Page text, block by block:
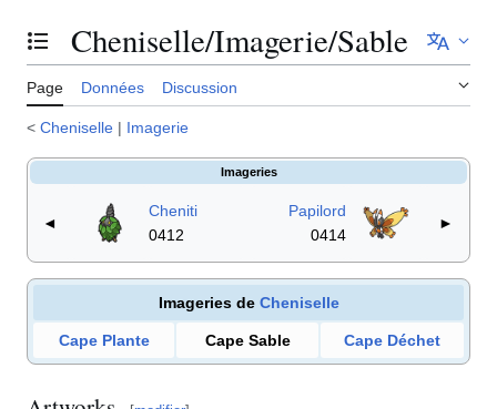
Basculer la table des matières
Cheniselle/Imagerie/Sable
Page Données Discussion
< Cheniselle | Imagerie
Imageries
◄
Cheniti
0412
Papilord
0414
►
Imageries de Cheniselle
Cape Plante Cape Sable Cape Déchet